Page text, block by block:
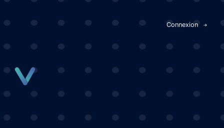
Connexion